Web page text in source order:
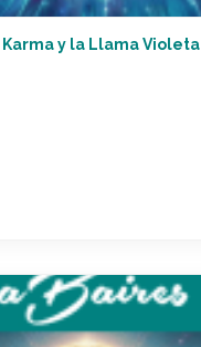
y la Llama Violeta